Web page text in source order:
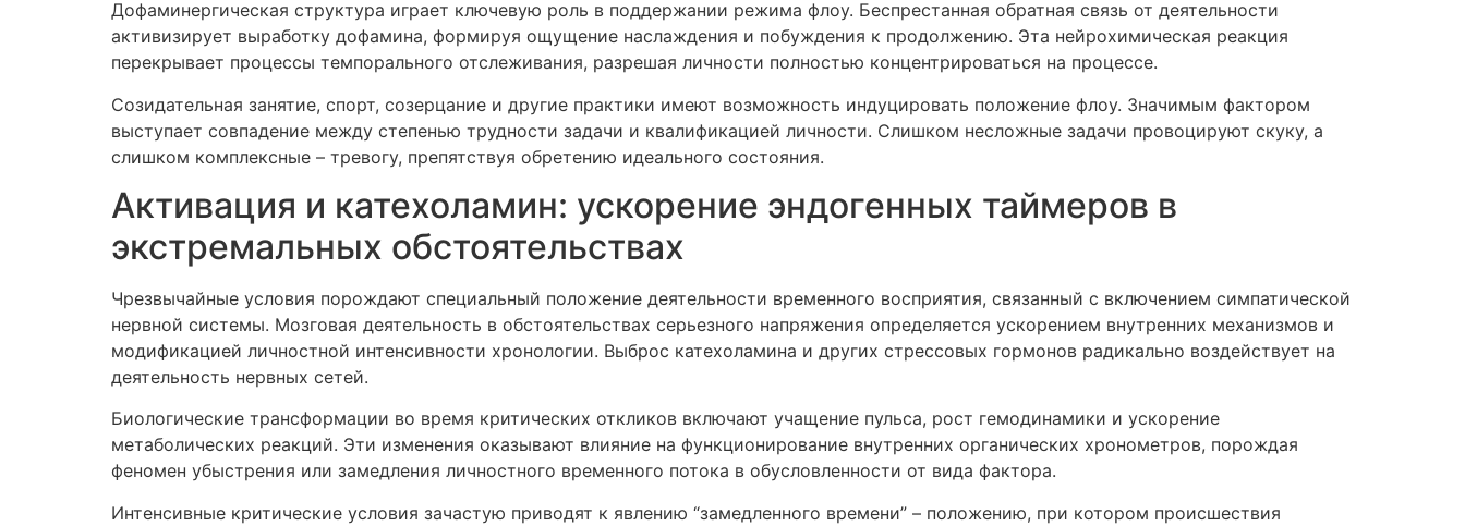
Дофаминергическая структура играет ключевую роль в поддержании режима флоу. Беспрестанная обратная связь от деятельности
активизирует выработку дофамина, формируя ощущение наслаждения и побуждения к продолжению. Эта нейрохимическая реакция
перекрывает процессы темпорального отслеживания, разрешая личности полностью концентрироваться на процессе.
Созидательная занятие, спорт, созерцание и другие практики имеют возможность индуцировать положение флоу. Значимым фактором
выступает совпадение между степенью трудности задачи и квалификацией личности. Слишком несложные задачи провоцируют скуку, а
слишком комплексные – тревогу, препятствуя обретению идеального состояния.
Активация и катехоламин: ускорение эндогенных таймеров в
экстремальных обстоятельствах
Чрезвычайные условия порождают специальный положение деятельности временного восприятия, связанный с включением симпатической
нервной системы. Мозговая деятельность в обстоятельствах серьезного напряжения определяется ускорением внутренних механизмов и
модификацией личностной интенсивности хронологии. Выброс катехоламина и других стрессовых гормонов радикально воздействует на
деятельность нервных сетей.
Биологические трансформации во время критических откликов включают учащение пульса, рост гемодинамики и ускорение
метаболических реакций. Эти изменения оказывают влияние на функционирование внутренних органических хронометров, порождая
феномен убыстрения или замедления личностного временного потока в обусловленности от вида фактора.
Интенсивные критические условия зачастую приводят к явлению “замедленного времени” – положению, при котором происшествия